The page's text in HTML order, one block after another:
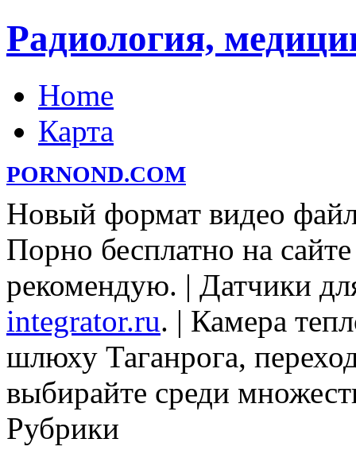
Радиология,
Home
Карта
PORNOND.COM
Новый формат видео
Порно бесплатно на
рекомендую. | Датчики
integrator.ru. | Камера
шлюху Таганрога,
выбирайте среди
Рубрики